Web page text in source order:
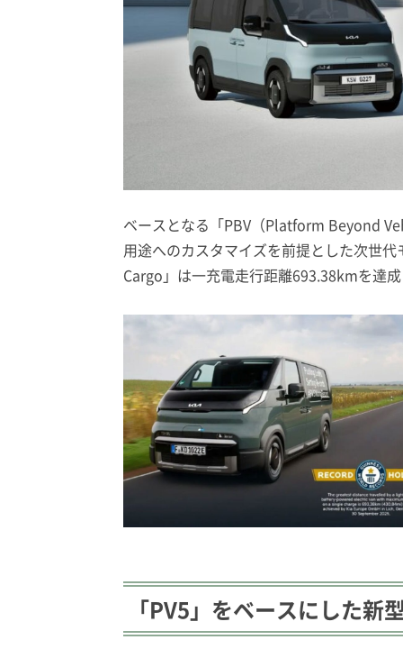
ベースとなる「PBV（Platform Beyond
用途へのカスタマイズを前提とした次世
Cargo」は一充電走行距離693.38kmを達
「PV5」をベースにした